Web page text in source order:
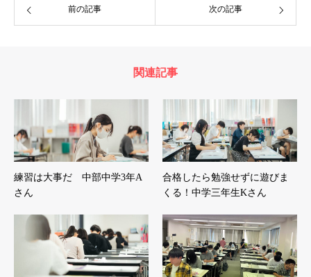
前の記事 次の記事
関連記事
練習は大事だ 中部中学3年A
さん
合格したら勉強せずに遊びま
くる！中学三年生Kさん